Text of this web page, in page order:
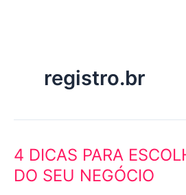
registro.br
4 DICAS PARA
DO SEU NEGÓCIO
4
DICAS
PARA